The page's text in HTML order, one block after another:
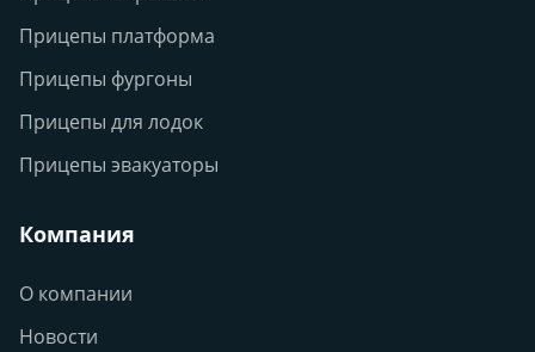
Прицепы платформа
Прицепы фургоны
Прицепы для лодок
Прицепы эвакуаторы
Компания
О компании
Новости